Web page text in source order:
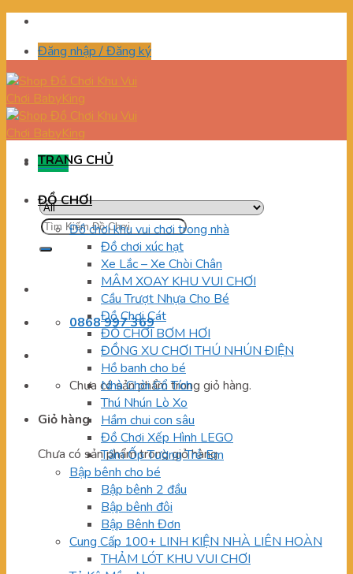
Skip
contentĐăng nhập / Đăng ký
Menu
Tìm
kiếm:
0868 997 369
Chưa có sản phẩm trong giỏ hàng.
Giỏ hàng
Chưa có sản phẩm trong giỏ hàng.
TRANG CHỦ
ĐỒ CHƠI
Đồ chơi khu vui chơi trong nhà
Đồ chơi xúc hạt
Xe Lắc – Xe Chòi Chân
MÂM XOAY KHU VUI CHƠI
Cầu Trượt Nhựa Cho Bé
Đồ Chơi Cát
ĐỒ CHƠI BƠM HƠI
ĐỒNG XU CHƠI THÚ NHÚN ĐIỆN
Hồ banh cho bé
Nhà Chòi Cổ Tích
Thú Nhún Lò Xo
Hầm chui con sâu
Đồ Chơi Xếp Hình LEGO
Tấm Ốp Tường Trẻ Em
Bập bênh cho bé
Bập bênh 2 đầu
Bập bênh đôi
Bập Bênh Đơn
Cung Cấp 100+ LINH KIỆN NHÀ LIÊN HOÀN
THẢM LÓT KHU VUI CHƠI